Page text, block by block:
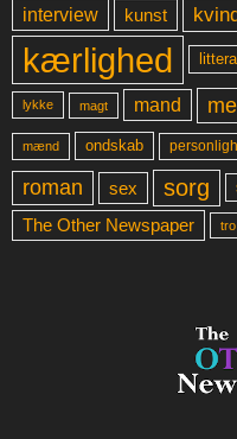
interview kunst
kærlighed
lykke magt mand
mænd ondskab
roman sex sorg
The Other Newspaper tro